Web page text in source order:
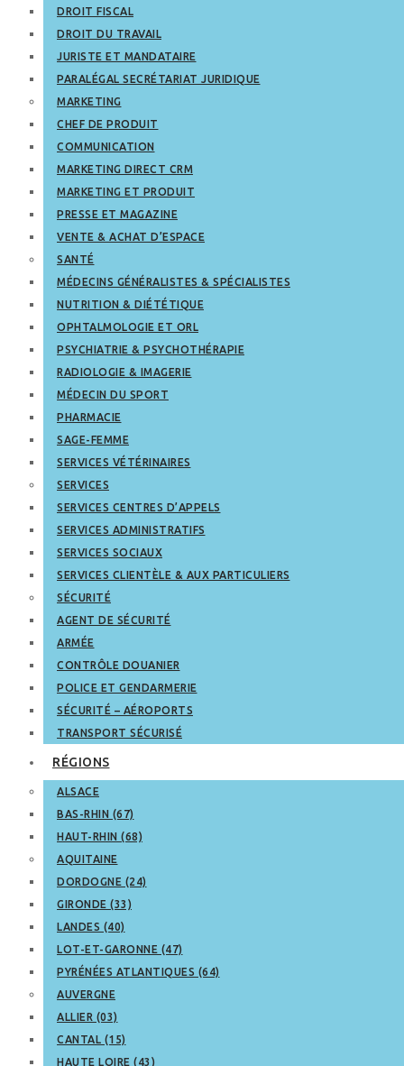
DROIT FISCAL
DROIT DU TRAVAIL
JURISTE ET MANDATAIRE
PARALÉGAL SECRÉTARIAT JURIDIQUE
MARKETING
CHEF DE PRODUIT
COMMUNICATION
MARKETING DIRECT CRM
MARKETING ET PRODUIT
PRESSE ET MAGAZINE
VENTE & ACHAT D’ESPACE
SANTÉ
MÉDECINS GÉNÉRALISTES & SPÉCIALISTES
NUTRITION & DIÉTÉTIQUE
OPHTALMOLOGIE ET ORL
PSYCHIATRIE & PSYCHOTHÉRAPIE
RADIOLOGIE & IMAGERIE
MÉDECIN DU SPORT
PHARMACIE
SAGE-FEMME
SERVICES VÉTÉRINAIRES
SERVICES
SERVICES CENTRES D’APPELS
SERVICES ADMINISTRATIFS
SERVICES SOCIAUX
SERVICES CLIENTÈLE & AUX PARTICULIERS
SÉCURITÉ
AGENT DE SÉCURITÉ
ARMÉE
CONTRÔLE DOUANIER
POLICE ET GENDARMERIE
SÉCURITÉ – AÉROPORTS
TRANSPORT SÉCURISÉ
RÉGIONS
ALSACE
BAS-RHIN (67)
HAUT-RHIN (68)
AQUITAINE
DORDOGNE (24)
GIRONDE (33)
LANDES (40)
LOT-ET-GARONNE (47)
PYRÉNÉES ATLANTIQUES (64)
AUVERGNE
ALLIER (03)
CANTAL (15)
HAUTE LOIRE (43)